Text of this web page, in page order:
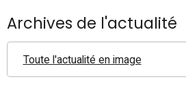
Archives de l'actualité
Toute l'actualité en image